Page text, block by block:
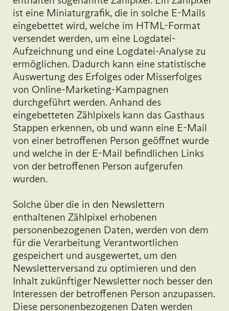
ist eine Miniaturgrafik, die in solche E-Mails
eingebettet wird, welche im HTML-Format
versendet werden, um eine Logdatei-
Aufzeichnung und eine Logdatei-Analyse zu
ermöglichen. Dadurch kann eine statistische
Auswertung des Erfolges oder Misserfolges
von Online-Marketing-Kampagnen
durchgeführt werden. Anhand des
eingebetteten Zählpixels kann das Gasthaus
Stappen erkennen, ob und wann eine E-Mail
von einer betroffenen Person geöffnet wurde
und welche in der E-Mail befindlichen Links
von der betroffenen Person aufgerufen
wurden.
Solche über die in den Newslettern
enthaltenen Zählpixel erhobenen
personenbezogenen Daten, werden von dem
für die Verarbeitung Verantwortlichen
gespeichert und ausgewertet, um den
Newsletterversand zu optimieren und den
Inhalt zukünftiger Newsletter noch besser den
Interessen der betroffenen Person anzupassen.
Diese personenbezogenen Daten werden